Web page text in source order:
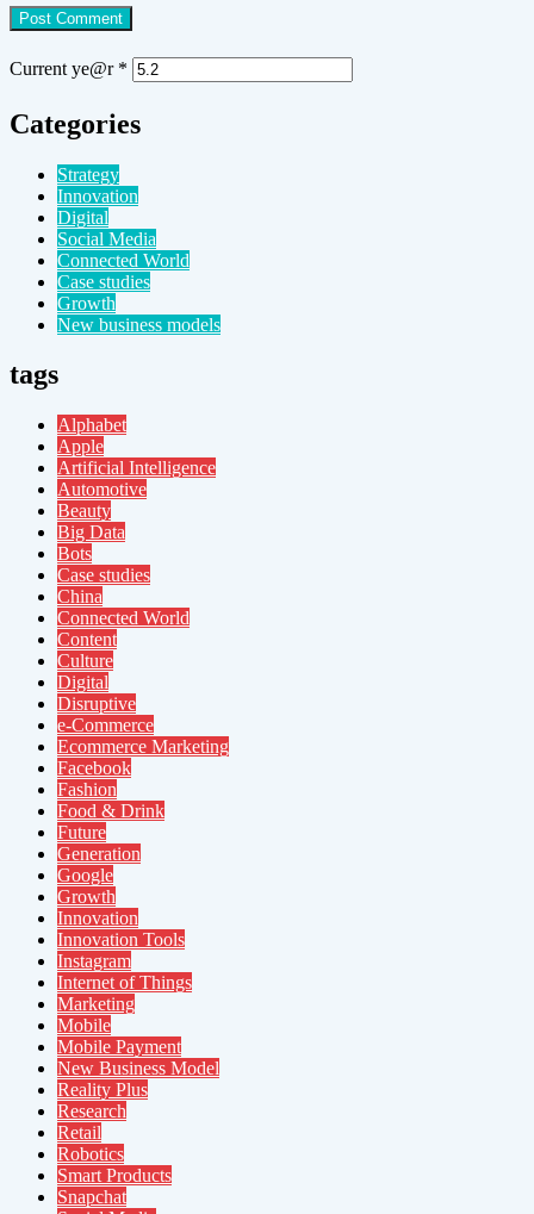
Current ye@r *
Categories
Strategy
Innovation
Digital
Social Media
Connected World
Case studies
Growth
New business models
tags
Alphabet
Apple
Artificial Intelligence
Automotive
Beauty
Big Data
Bots
Case studies
China
Connected World
Content
Culture
Digital
Disruptive
e-Commerce
Ecommerce Marketing
Facebook
Fashion
Food & Drink
Future
Generation
Google
Growth
Innovation
Innovation Tools
Instagram
Internet of Things
Marketing
Mobile
Mobile Payment
New Business Model
Reality Plus
Research
Retail
Robotics
Smart Products
Snapchat